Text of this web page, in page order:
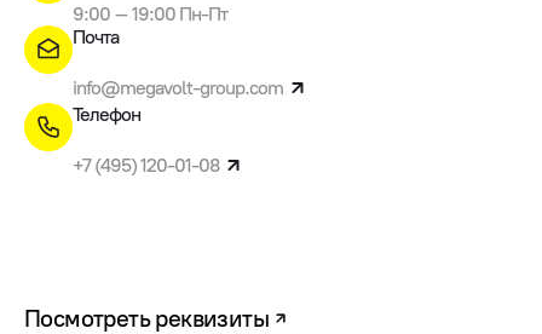
9:00 – 19:00 Пн-Пт
Почта
info@megavolt-group.com
Телефон
+7 (495) 120-01-08
Посмотреть реквизиты